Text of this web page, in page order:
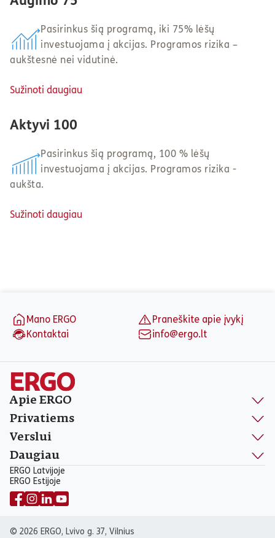
Mano ERGO
Praneškite apie įvykį
Kontaktai
info@ergo.lt
Apie ERGO
Privatiems
Verslui
Daugiau
ERGO Latvijoje
ERGO Estijoje
© 2026 ERGO, Lvivo g. 37, Vilnius